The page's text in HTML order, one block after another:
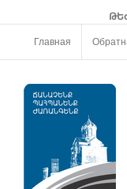
Главная